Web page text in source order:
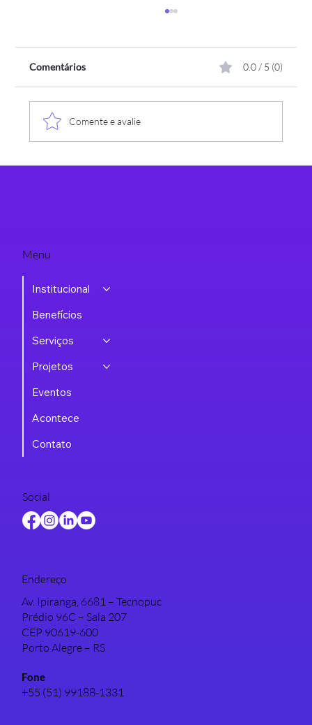
Comentários 0.0 / 5 (0)
Comente e avalie
Menu
Institucional
Benefícios
Serviços
Projetos
Eventos
Acontece
Contato
Social
Endereço
Av. Ipiranga, 6681 – Tecnopuc
Prédio 96C – Sala 207
CEP 90619-600
Porto Alegre – RS
Fone
+55 (51) 99188-1331